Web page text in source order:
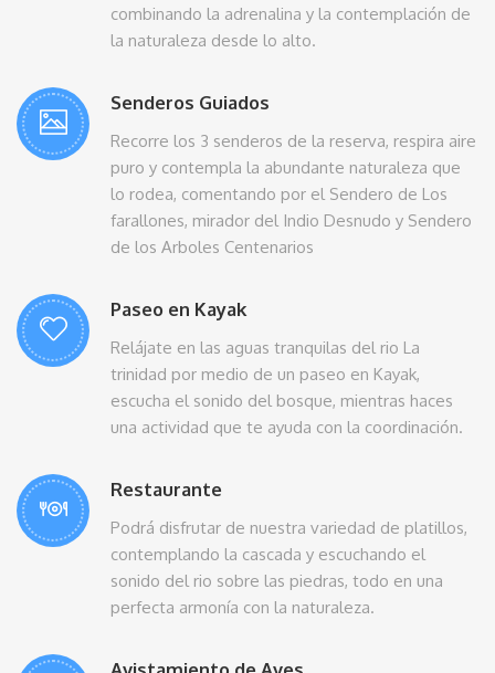
combinando la adrenalina y la contemplación de
la naturaleza desde lo alto.
Senderos Guiados
Recorre los 3 senderos de la reserva, respira aire
puro y contempla la abundante naturaleza que
lo rodea, comentando por el Sendero de Los
farallones, mirador del Indio Desnudo y Sendero
de los Arboles Centenarios
Paseo en Kayak
Relájate en las aguas tranquilas del rio La
trinidad por medio de un paseo en Kayak,
escucha el sonido del bosque, mientras haces
una actividad que te ayuda con la coordinación.
Restaurante
Podrá disfrutar de nuestra variedad de platillos,
contemplando la cascada y escuchando el
sonido del rio sobre las piedras, todo en una
perfecta armonía con la naturaleza.